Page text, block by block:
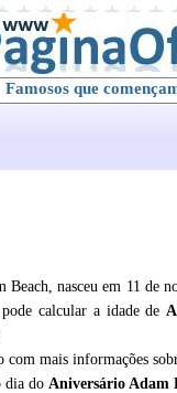
Famosos que
Beach, nasceu em 11 de
calcular a idade de
com mais informações
dia do Aniversário Adam